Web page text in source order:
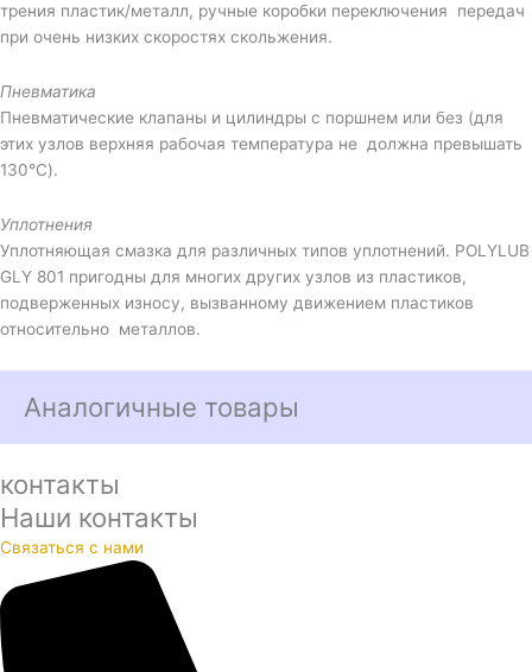
трения пластик/металл, ручные коробки переключения передач
при очень низких скоростях скольжения.
Пневматика
Пневматические клапаны и цилиндры с поршнем или без (для
этих узлов верхняя рабочая температура не должна превышать
130°C).
Уплотнения
Уплотняющая смазка для различных типов уплотнений. POLYLUB
GLY 801 пригодны для многих других узлов из пластиков,
подверженных износу, вызванному движением пластиков
относительно металлов.
Аналогичные товары
контакты
Наши контакты
Связаться с нами